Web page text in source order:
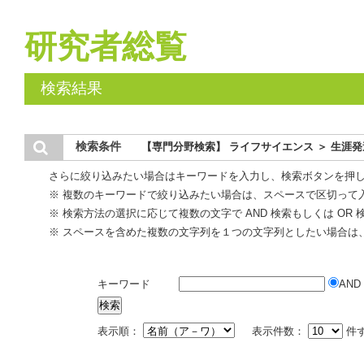
研究者総覧
検索結果
検索条件 【専門分野検索】 ライフサイエンス ＞ 生涯
さらに絞り込みたい場合はキーワードを入力し、検索ボタンを押
※ 複数のキーワードで絞り込みたい場合は、スペースで区切って
※ 検索方法の選択に応じて複数の文字で AND 検索もしくは OR
※ スペースを含めた複数の文字列を１つの文字列としたい場合は
キーワード AND
表示順： 表示件数： 件